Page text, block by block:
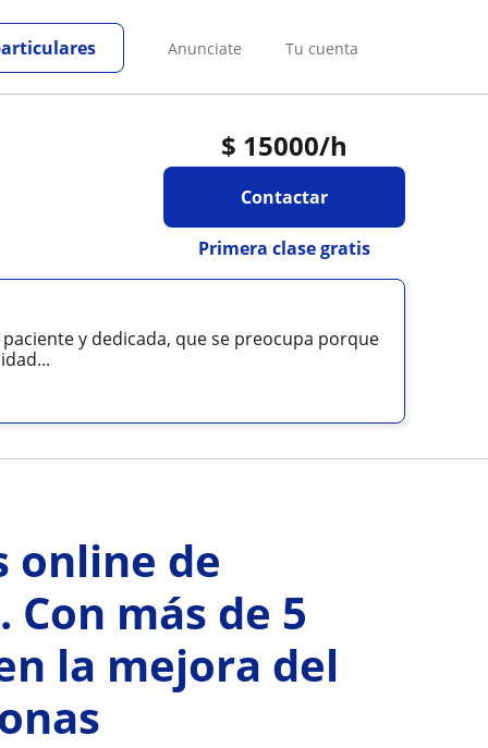
Anunciate Tu cuenta
$ 15000/h
Contactar
Primera clase gratis
y dedicada, que se preocupa porque
online de
más de 5
la mejora del